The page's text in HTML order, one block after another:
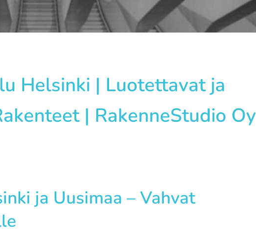
Helsinki | Luotettavat ja
| RakenneStudio Oy
ja Uusimaa – Vahvat